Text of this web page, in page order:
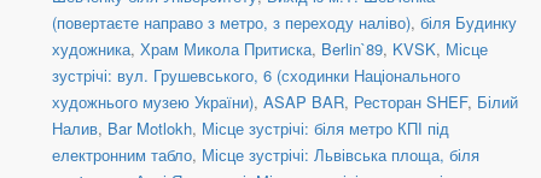
(повертаєте направо з метро, з переходу наліво), біля Будинку
художника, Храм Микола Притиска, Berlin`89, KVSK, Місце
зустрічі: вул. Грушевського, 6 (сходинки Національного
художнього музею України), ASAP BAR, Ресторан SHEF, Білий
Налив, Bar Motlokh, Місце зустрічі: біля метро КПІ під
електронним табло, Місце зустрічі: Львівська площа, біля